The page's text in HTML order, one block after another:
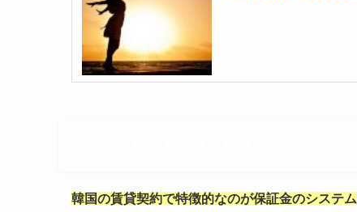
韓国の賃貸契約で特徴的なのが保証金のシステム